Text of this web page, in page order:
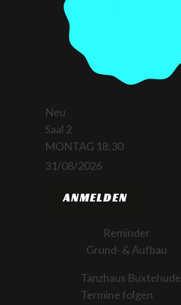
Neu
Saal 2
MONTAG 18:30
31/08/2026
ANMELDEN
Reminder
Grund- & Aufbau
Tanzhaus Buxtehude
Termine folgen